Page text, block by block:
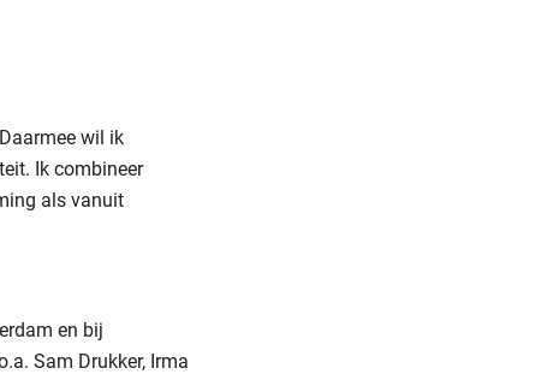
wil ik
Ik combineer
als vanuit
en bij
Sam Drukker, Irma